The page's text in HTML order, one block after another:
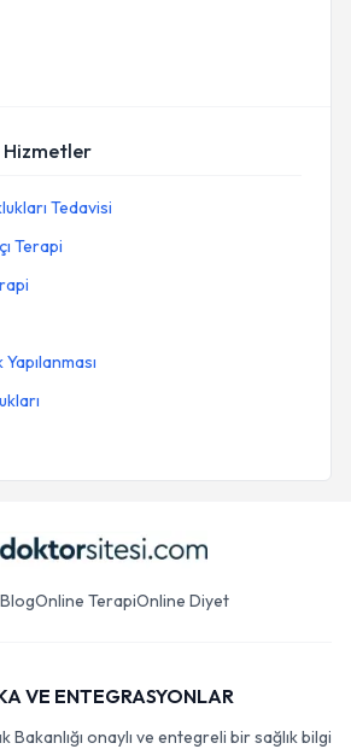
Hizmetler
Tedavisi
Terapi
BlogOnline TerapiOnline Diyet
VE ENTEGRASYONLAR
Bakanlığı onaylı ve entegreli bir sağlık bilgi